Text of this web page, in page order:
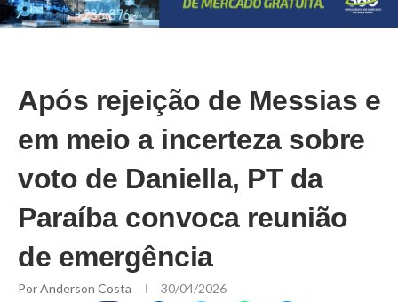
Após rejeição de Messias e
em meio a incerteza sobre
voto de Daniella, PT da
Paraíba convoca reunião
de emergência
PorAnderson Costa 30/04/2026